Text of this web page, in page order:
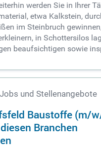
werden Sie in Ihrer
etwa Kalkstein,
im Steinbruch
in Schottersilos
beaufsichtigen sowie
und Stellenangebote
Baustoffe (m/
Branchen